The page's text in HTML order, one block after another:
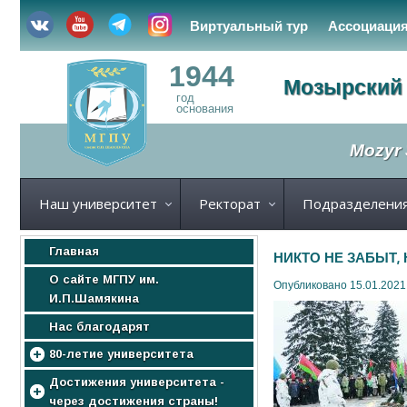
Виртуальный тур
1944
год
основания
Мозырский
Mozyr
Наш университет Ректорат
Главная
О сайте МГПУ им.
И.П.Шамякина
Нас благодарят
80-летие университета
МГПУ
Нас поздравляют!
Достижения университета -
через достижения страны!
НИКТО НЕ
Опубликовано